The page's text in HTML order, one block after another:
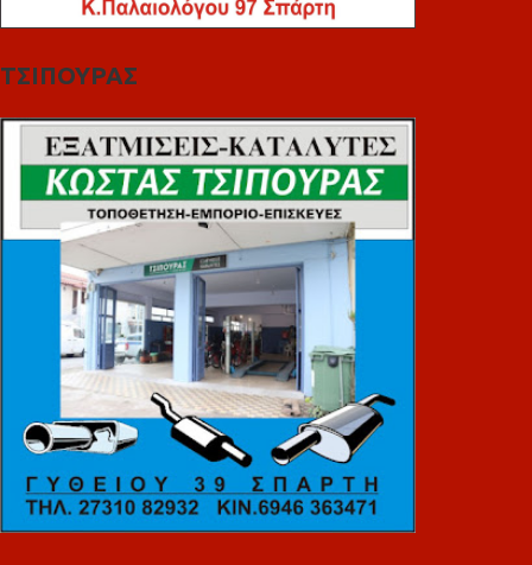
ΤΣΙΠΟΥΡΑΣ